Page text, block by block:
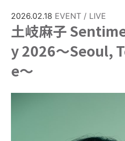
2026.02.18 EVENT / LIVE
⼟岐⿇⼦
y 2026〜Seoul,
e〜